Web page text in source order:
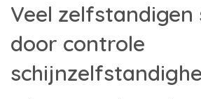
Veel zelfstandigen
door controle